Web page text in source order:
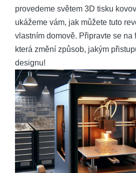
provedeme světem 3D tisku
ukážeme vám, jak můžete tuto
vlastním domově. Připravte se na
která změní způsob, jakým
designu!